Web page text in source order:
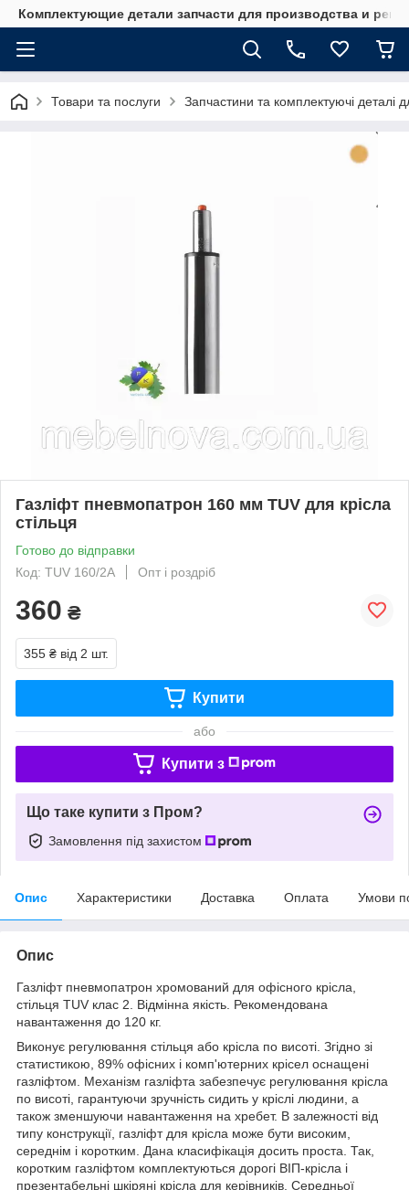
Комплектующие детали запчасти для производства и
Товари та послуги Запчастини та комплектуючі деталі
Газліфт пневмопатрон 160 мм TUV для крісла
стільця
Готово до відправки
Код: TUV 160/2A
Опт і роздріб
360 ₴
355 ₴ від 2 шт.
Купити
або
Купити з
Що таке купити з Пром?
Замовлення під захистом
Опис Характеристики Доставка Оплата Умови
Опис
Газліфт пневмопатрон хромований для офісного крісла,
стільця TUV клас 2. Відмінна якість. Рекомендована
навантаження до 120 кг.
Виконує регулювання стільця або крісла по висоті. Згідно зі
статистикою, 89% офісних і комп'ютерних крісел оснащені
газліфтом. Механізм газліфта забезпечує регулювання крісла
по висоті, гарантуючи зручність сидить у кріслі людини, а
також зменшуючи навантаження на хребет. В залежності від
типу конструкції, газліфт для крісла може бути високим,
середнім і коротким. Дана класифікація досить проста. Так,
коротким газліфтом комплектуються дорогі ВІП-крісла і
презентабельні шкіряні крісла для керівників. Середньої